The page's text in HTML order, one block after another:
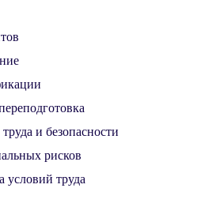
и безопасности
рисков
условий труда